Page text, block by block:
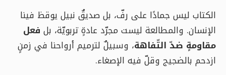
الكتاب ليس جمادًا على رفّ، بل صديقٌ نبيل يوقظ فينا
الإنسان. والمطالعة ليست مجرّد عادةٍ تربويّة، بل فعل
مقاومةٍ ضدّ التّفاهة، وسبيلٌ لترميم أرواحنا في زمنٍ
ازدحم بالضجيج وقلّ فيه الإصغاء.